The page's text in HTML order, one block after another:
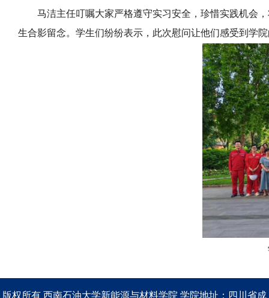
马洁主任叮嘱大家严格遵守实习安全，珍惜实践机会
生合影留念。学生们纷纷表示，此次慰问让他们感受到学